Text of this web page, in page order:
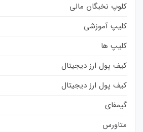
کلوپ نخبگان مالی
کلیپ آموزشی
کلیپ ها
کیف پول ارز دیجیتال
کیف پول ارز دیجیتال
گیمفای
متاورس